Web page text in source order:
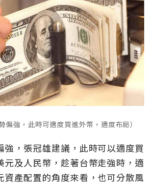
偏強，此時可適度買進外幣，適度布局）
強，張冠雄建議，此時可以適度買
元及人民幣，趁著台幣走強時，適
資產配置的角度來看，也可分散風